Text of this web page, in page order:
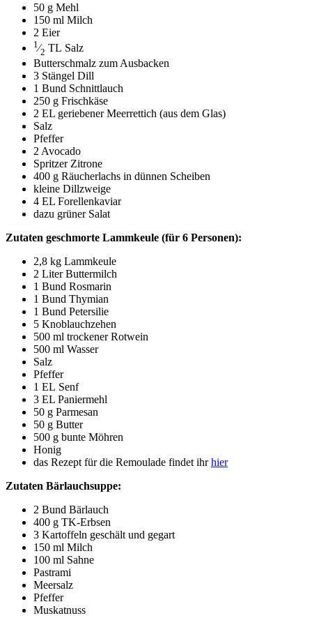
50 g Mehl
150 ml Milch
2 Eier
1 ⁄2 TL Salz
But­ter­schmalz zum Ausbacken
3 Stän­gel Dill
1 Bund Schnittlauch
250 g Frischkäse
2 EL gerie­be­ner Meer­ret­tich (aus dem Glas)
Salz
Pfef­fer
2 Avo­ca­do
Sprit­zer Zitrone
400 g Räu­cher­lachs in dün­nen Scheiben
klei­ne Dillzweige
4 EL Forellenkaviar
dazu grü­ner Salat
Zuta­ten geschmor­te Lamm­keu­le (für 6 Personen):
2,8 kg Lammkeule
2 Liter Buttermilch
1 Bund Rosmarin
1 Bund Thymian
1 Bund Petersilie
5 Knob­lauch­ze­hen
500 ml tro­cke­ner Rotwein
500 ml Wasser
Salz
Pfef­fer
1 EL Senf
3 EL Paniermehl
50 g Parmesan
50 g Butter
500 g bun­te Möhren
Honig
das Rezept für die Remou­la­de fin­det ihrhier
Zuta­ten Bärlauchsuppe:
2 Bund Bärlauch
400 g TK-Erbsen
3 Kar­tof­feln geschält und gegart
150 ml Milch
100 ml Sahne
Past­ra­mi
Meer­salz
Pfef­fer
Mus­kat­nuss